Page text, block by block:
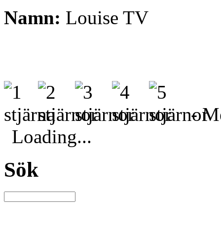
Namn: Louise TV
-
Loading...
Sök